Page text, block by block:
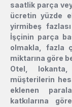
saatlik parça
ücretin yüzde
yirmibeş
İşçinin parça
olmakla, fazla
miktarına göre
Otel,
müşterilerin
eklenen
katkılarına